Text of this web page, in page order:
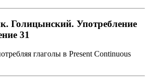
Голицынский. Употребление
31
глаголы в Present Continuous